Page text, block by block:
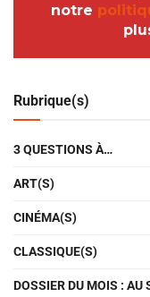
notre
Rubrique(s)
3 QUESTIONS À…
ART(S)
CINÉMA(S)
CLASSIQUE(S)
DOSSIER DU MOIS : AU